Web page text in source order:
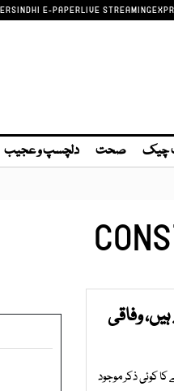
SINDHI E-PAPERLIVE STREAMING
چیک صحت دلچسپ و عجیب
وفاقی
میرج ایکٹ 1929 میں نکاح ختم ہونے کا کوئی ذکر موجود